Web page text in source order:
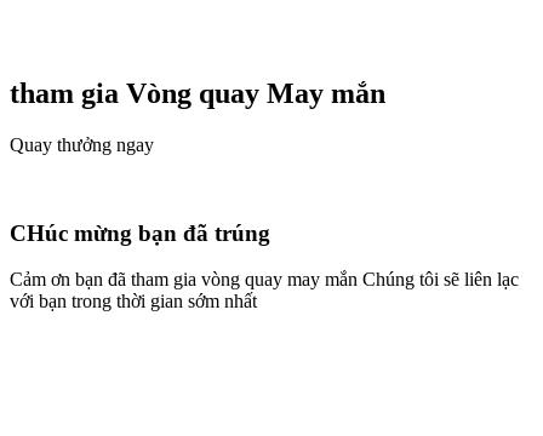
tham gia Vòng quay May mắn
Quay thưởng ngay
CHúc mừng bạn đã trúng
Cảm ơn bạn đã tham gia vòng quay may mắn Chúng tôi sẽ liên lạc
với bạn trong thời gian sớm nhất